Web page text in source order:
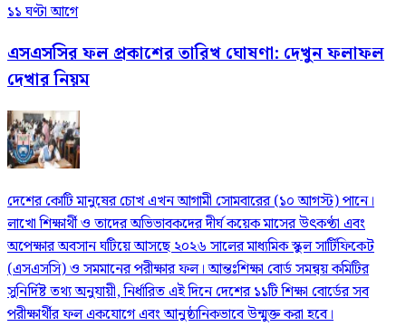
১১ ঘণ্টা আগে
এসএসসির ফল প্রকাশের তারিখ ঘোষণা: দেখুন ফলাফল
দেখার নিয়ম
দেশের কোটি মানুষের চোখ এখন আগামী সোমবারের (১০ আগস্ট) পানে।
লাখো শিক্ষার্থী ও তাদের অভিভাবকদের দীর্ঘ কয়েক মাসের উৎকণ্ঠা এবং
অপেক্ষার অবসান ঘটিয়ে আসছে ২০২৬ সালের মাধ্যমিক স্কুল সার্টিফিকেট
(এসএসসি) ও সমমানের পরীক্ষার ফল। আন্তঃশিক্ষা বোর্ড সমন্বয় কমিটির
সুনির্দিষ্ট তথ্য অনুযায়ী, নির্ধারিত এই দিনে দেশের ১১টি শিক্ষা বোর্ডের সব
পরীক্ষার্থীর ফল একযোগে এবং আনুষ্ঠানিকভাবে উন্মুক্ত করা হবে।